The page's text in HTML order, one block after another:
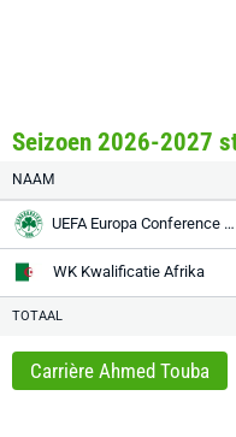
Seizoen 2026-2027
NAAM
UEFA Europa Conference League
WK Kwalificatie Afrika
TOTAAL
Carrière Ahmed Touba